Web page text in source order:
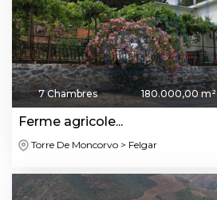
7 Chambres 180.000,00 m²
Ferme agricole...
Torre De Moncorvo > Felgar